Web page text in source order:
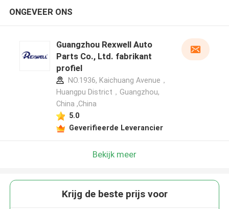
ONGEVEER ONS
Guangzhou Rexwell Auto
Parts Co., Ltd. fabrikant
profiel
NO.1936, Kaichuang Avenue，
Huangpu District，Guangzhou,
China ,China
5.0
Geverifieerde Leverancier
Bekijk meer
Krijg de beste prijs voor